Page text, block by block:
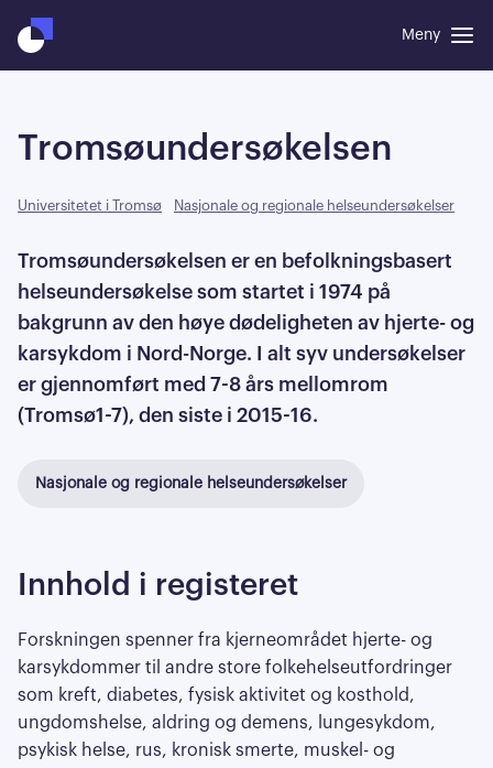
Meny
Tromsøundersøkelsen
Universitetet i Tromsø Nasjonale og regionale helseundersøkelser
Tromsøundersøkelsen er en befolkningsbasert
helseundersøkelse som startet i 1974 på
bakgrunn av den høye dødeligheten av hjerte- og
karsykdom i Nord-Norge. I alt syv undersøkelser
er gjennomført med 7-8 års mellomrom
(Tromsø1-7), den siste i 2015-16.
Nasjonale og regionale helseundersøkelser
Innhold i registeret
Forskningen spenner fra kjerneområdet hjerte- og
karsykdommer til andre store folkehelseutfordringer
som kreft, diabetes, fysisk aktivitet og kosthold,
ungdomshelse, aldring og demens, lungesykdom,
psykisk helse, rus, kronisk smerte, muskel- og